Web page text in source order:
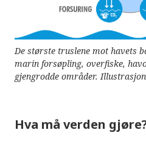
De største truslene mot havets
marin forsøpling, overfiske,
gjengrodde områder.
Hva må verden